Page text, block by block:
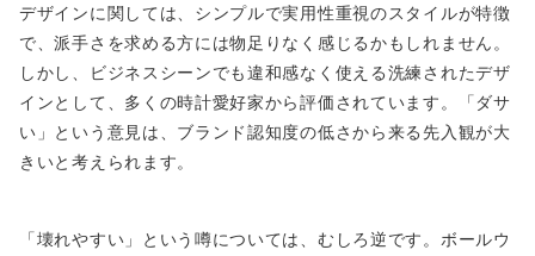
デザインに関しては、シンプルで実用性重視のスタイルが特徴
で、派手さを求める方には物足りなく感じるかもしれません。
しかし、ビジネスシーンでも違和感なく使える洗練されたデザ
インとして、多くの時計愛好家から評価されています。「ダサ
い」という意見は、ブランド認知度の低さから来る先入観が大
きいと考えられます。
「壊れやすい」という噂については、むしろ逆です。ボールウ